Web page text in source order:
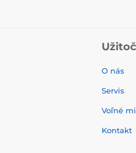
O nás
Servis
Voľné
Kontakt